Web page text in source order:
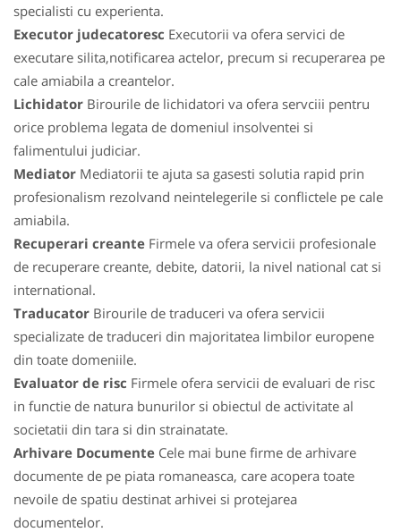
specialisti cu experienta.
Executor judecatoresc Executorii va ofera servici de
executare silita,notificarea actelor, precum si recuperarea pe
cale amiabila a creantelor.
Lichidator Birourile de lichidatori va ofera servciii pentru
orice problema legata de domeniul insolventei si
falimentului judiciar.
Mediator Mediatorii te ajuta sa gasesti solutia rapid prin
profesionalism rezolvand neintelegerile si conflictele pe cale
amiabila.
Recuperari creante Firmele va ofera servicii profesionale
de recuperare creante, debite, datorii, la nivel national cat si
international.
Traducator Birourile de traduceri va ofera servicii
specializate de traduceri din majoritatea limbilor europene
din toate domeniile.
Evaluator de risc Firmele ofera servicii de evaluari de risc
in functie de natura bunurilor si obiectul de activitate al
societatii din tara si din strainatate.
Arhivare Documente Cele mai bune firme de arhivare
documente de pe piata romaneasca, care acopera toate
nevoile de spatiu destinat arhivei si protejarea
documentelor.